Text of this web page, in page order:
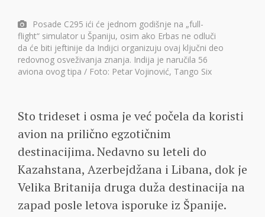
Posade C295 ići će jednom godišnje na „full-
flight“ simulator u Španiju, osim ako Erbas ne odluči
da će biti jeftinije da Indijci organizuju ovaj ključni deo
redovnog osveživanja znanja. Indija je naručila 56
aviona ovog tipa / Foto: Petar Vojinović, Tango Six
Sto trideset i osma je već počela da koristi
avion na prilično egzotičnim
destinacijima. Nedavno su leteli do
Kazahstana, Azerbejdžana i Libana, dok je
Velika Britanija druga duža destinacija na
zapad posle letova isporuke iz Španije.